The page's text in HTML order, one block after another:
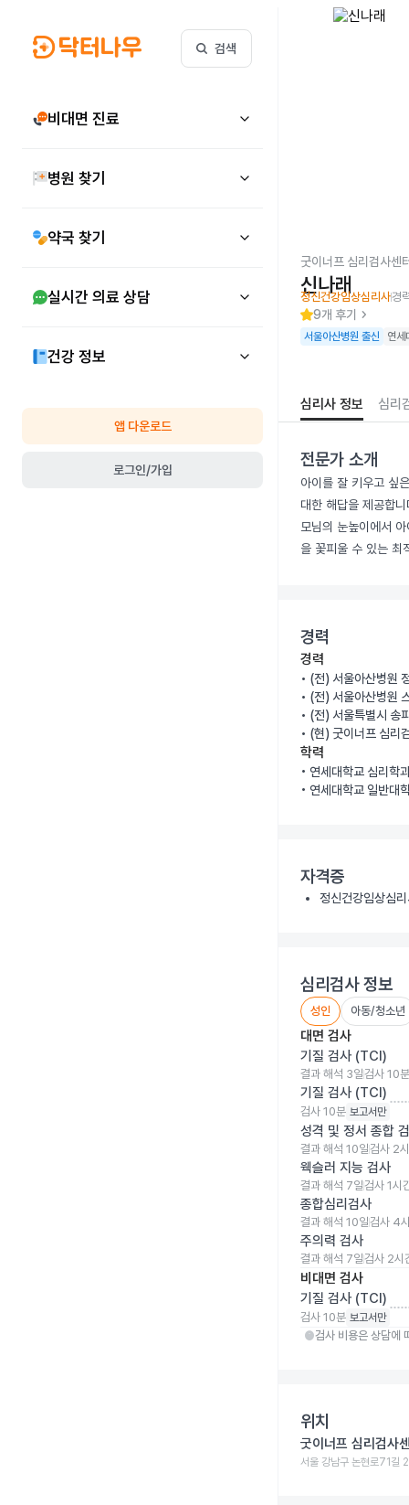
검색
비대면 진료
병원 찾기
약국 찾기
실시간 의료 상담
건강 정보
앱 다운로드
로그인/가입
굿이너프 심리검사센
신나래
정신건강임상심리사경
9개 후기 chevron_right
서울아산병원 출신 연세
심리사 정보 심리
전문가 소개
아이를 잘 키우고 싶
대한 해답을 제공합
모님의 눈높이에서
을 꽃피울 수 있는 최
경력
경력
• (전) 서울아산병원
• (전) 서울아산병원
• (전) 서울특별시 송
• (현) 굿이너프 심리
학력
• 연세대학교 심리학
• 연세대학교 일반대
자격증
정신건강임상심
심리검사 정보
성인 아동/청소년
대면 검사
기질 검사 (TCI)
결과 해석 3일 검사 10분
기질 검사 (TCI)
검사 10분 보고서만
성격 및 정서 종합
결과 해석 10일 검사 2
웩슬러 지능 검사
결과 해석 7일 검사 1시
종합심리검사
결과 해석 10일 검사 4
주의력 검사
결과 해석 7일 검사 2시
비대면 검사
기질 검사 (TCI)
검사 10분 보고서만
info검사 비용은 상담에
위치
굿이너프 심리검사
서울 강남구 논현로71길